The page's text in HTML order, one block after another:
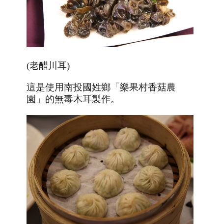
(老醋川耳)
這是使用南投國姓鄉 「樂果村香菇農
園」的無毒木耳製作。